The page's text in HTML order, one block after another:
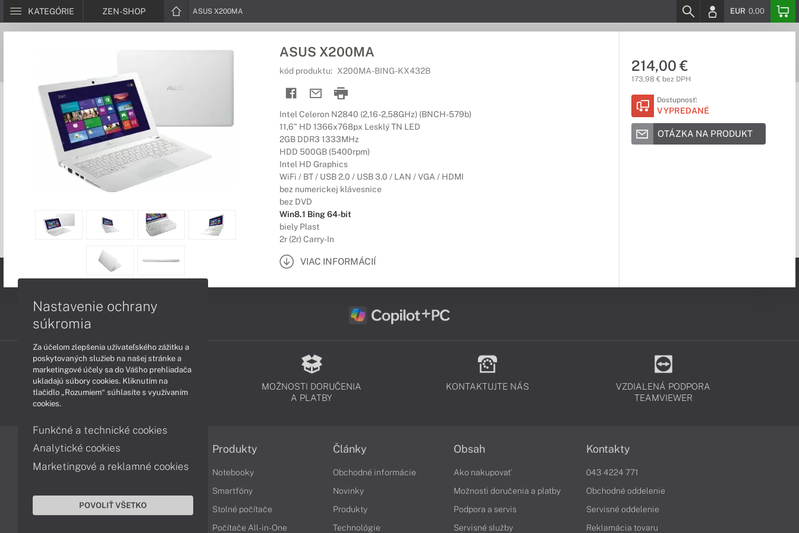
KATEGÓRIE ZEN-SHOP ASUS X200MA EUR 0,00
ASUS X200MA
kód produktu: X200MA-BING-KX432B
Intel Celeron N2840 (2,16-2,58GHz) (BNCH-579b)
11,6" HD 1366x768px Lesklý TN LED
2GB DDR3 1333MHz
HDD 500GB (5400rpm)
Intel HD Graphics
WiFi / BT / USB 2.0 / USB 3.0 / LAN / VGA / HDMI
bez numerickej klávesnice
bez DVD
Win8.1 Bing 64-bit
biely Plast
2r (2r) Carry-In
VIAC INFORMÁCIÍ
214,00 €
173,98 € bez DPH
Dostupnosť:
VYPREDANÉ
OTÁZKA NA PRODUKT
PODPORA A SERVIS
MOŽNOSTI DORUČENIA
A PLATBY
KONTAKTUJTE NÁS
VZDIALENÁ PODPORA
TEAMVIEWER
Informácie
Obchodné podmienky
Ochrana osobných údajov
Produkty
Notebooky
Smartfóny
Stolné počítače
Počítače All-in-One
Články
Obchodné informácie
Novinky
Produkty
Technológie
Obsah
Ako nakupovať
Možnosti doručenia a platby
Podpora a servis
Servisné služby
Kontakty
043 4224 771
Obchodné oddelenie
Servisné oddelenie
Reklamácia tovaru
Nastavenie ochrany
súkromia
Za účelom zlepšenia užívateľského zážitku a
poskytovaných služieb na našej stránke a
marketingové účely sa do Vášho prehliadača
ukladajú súbory cookies. Kliknutím na
tlačidlo „Rozumiem“ súhlasíte s využívaním
cookies.
Funkčné a technické cookies
Analytické cookies
Marketingové a reklamné cookies
POVOLIŤ VŠETKO